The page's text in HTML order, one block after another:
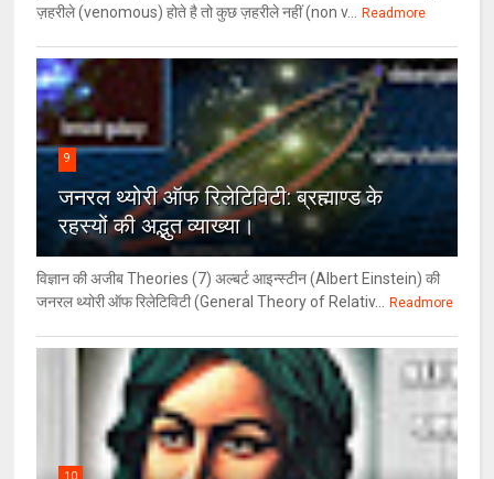
ज़हरीले (venomous) होते है तो कुछ ज़हरीले नहीं (non v...
Readmore
9
जनरल थ्‍योरी ऑफ रिलेटिविटी: ब्रह्माण्‍ड के
रहस्‍यों की अद्भुत व्‍याख्‍या।
विज्ञान की अजीब Theories (7) अल्‍बर्ट आइन्स्टीन (Albert Einstein) की
जनरल थ्योरी ऑफ रिलेटिविटी (General Theory of Relativ...
Readmore
10